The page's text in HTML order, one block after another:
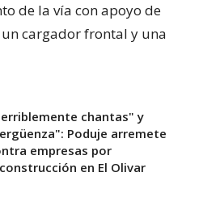
de la vía con apoyo de
cargador frontal y una
chantas" y
Poduje arremete
empresas por
en El Olivar